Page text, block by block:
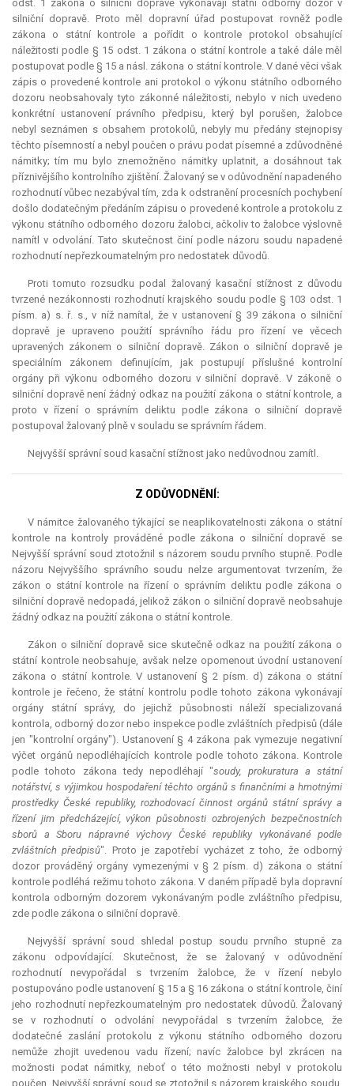
odst. 1 zákona o silniční dopravě vykonávají státní odborný dozor v
silniční dopravě. Proto měl dopravní úřad postupovat rovněž podle
zákona o státní kontrole a pořídit o kontrole protokol obsahující
náležitosti podle § 15 odst. 1 zákona o státní kontrole a také dále měl
postupovat podle § 15 a násl. zákona o státní kontrole. V dané věci však
zápis o provedené kontrole ani protokol o výkonu státního odborného
dozoru neobsahovaly tyto zákonné náležitosti, nebylo v nich uvedeno
konkrétní ustanovení právního předpisu, který byl porušen, žalobce
nebyl seznámen s obsahem protokolů, nebyly mu předány stejnopisy
těchto písemností a nebyl poučen o právu podat písemné a zdůvodněné
námitky; tím mu bylo znemožněno námitky uplatnit, a dosáhnout tak
příznivějšího kontrolního zjištění. Žalovaný se v odůvodnění napadeného
rozhodnutí vůbec nezabýval tím, zda k odstranění procesních pochybení
došlo dodatečným předáním zápisu o provedené kontrole a protokolu z
výkonu státního odborného dozoru žalobci, ačkoliv to žalobce výslovně
namítl v odvolání. Tato skutečnost činí podle názoru soudu napadené
rozhodnutí nepřezkoumatelným pro nedostatek důvodů.
Proti tomuto rozsudku podal žalovaný kasační stížnost z důvodu
tvrzené nezákonnosti rozhodnutí krajského soudu podle § 103 odst. 1
písm. a) s. ř. s., v níž namítal, že v ustanovení § 39 zákona o silniční
dopravě je upraveno použití správního řádu pro řízení ve věcech
upravených zákonem o silniční dopravě. Zákon o silniční dopravě je
speciálním zákonem definujícím, jak postupují příslušné kontrolní
orgány při výkonu odborného dozoru v silniční dopravě. V zákoně o
silniční dopravě není žádný odkaz na použití zákona o státní kontrole, a
proto v řízení o správním deliktu podle zákona o silniční dopravě
postupoval žalovaný plně v souladu se správním řádem.
Nejvyšší správní soud kasační stížnost jako nedůvodnou zamítl.
Z ODŮVODNĚNÍ:
V námitce žalovaného týkající se neaplikovatelnosti zákona o státní
kontrole na kontroly prováděné podle zákona o silniční dopravě se
Nejvyšší správní soud ztotožnil s názorem soudu prvního stupně. Podle
názoru Nejvyššího správního soudu nelze argumentovat tvrzením, že
zákon o státní kontrole na řízení o správním deliktu podle zákona o
silniční dopravě nedopadá, jelikož zákon o silniční dopravě neobsahuje
žádný odkaz na použití zákona o státní kontrole.
Zákon o silniční dopravě sice skutečně odkaz na použití zákona o
státní kontrole neobsahuje, avšak nelze opomenout úvodní ustanovení
zákona o státní kontrole. V ustanovení § 2 písm. d) zákona o státní
kontrole je řečeno, že státní kontrolu podle tohoto zákona vykonávají
orgány státní správy, do jejichž působnosti náleží specializovaná
kontrola, odborný dozor nebo inspekce podle zvláštních předpisů (dále
jen "kontrolní orgány"). Ustanovení § 4 zákona pak vymezuje negativní
výčet orgánů nepodléhajících kontrole podle tohoto zákona. Kontrole
podle tohoto zákona tedy nepodléhají "soudy, prokuratura a státní
notářství, s výjimkou hospodaření těchto orgánů s finančními a hmotnými
prostředky České republiky, rozhodovací činnost orgánů státní správy a
řízení jim předcházející, výkon působnosti ozbrojených bezpečnostních
sborů a Sboru nápravné výchovy České republiky vykonávané podle
zvláštních předpisů". Proto je zapotřebí vycházet z toho, že odborný
dozor prováděný orgány vymezenými v § 2 písm. d) zákona o státní
kontrole podléhá režimu tohoto zákona. V daném případě byla dopravní
kontrola odborným dozorem vykonávaným podle zvláštního předpisu,
zde podle zákona o silniční dopravě.
Nejvyšší správní soud shledal postup soudu prvního stupně za
zákonu odpovídající. Skutečnost, že se žalovaný v odůvodnění
rozhodnutí nevypořádal s tvrzením žalobce, že v řízení nebylo
postupováno podle ustanovení § 15 a § 16 zákona o státní kontrole, činí
jeho rozhodnutí nepřezkoumatelným pro nedostatek důvodů. Žalovaný
se v rozhodnutí o odvolání nevypořádal s tvrzením žalobce, že
dodatečné zaslání protokolu z výkonu státního odborného dozoru
nemůže zhojit uvedenou vadu řízení; navíc žalobce byl zkrácen na
možnosti podat námitky, neboť o této možnosti nebyl v protokolu
poučen. Nejvyšší správní soud se ztotožnil s názorem krajského soudu,